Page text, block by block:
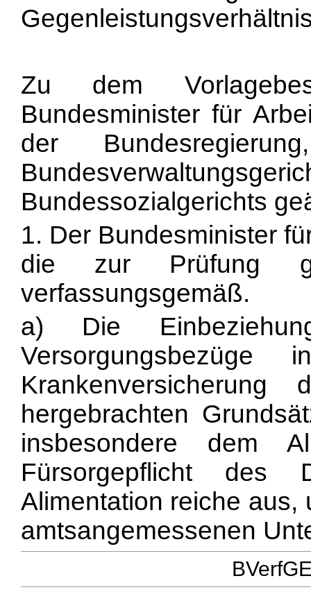
Zu dem
Bundesminister für
der
Bundessozialgerichts
1. Der Bundesminister
die zur Prüfung
verfassungsgemäß.
a) Die
hergebrachten
insbesondere dem
Fürsorgepflicht des
Alimentation reiche aus,
amtsangemessenen